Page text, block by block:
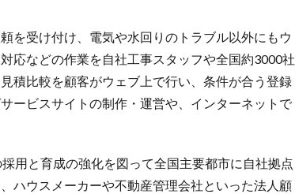
を受け付け、電気や水回りのトラブル以外にもウ
応などの作業を自社工事スタッフや全国約3000社
積比較を顧客がウェブ上で行い、条件が合う登録
ービスサイトの制作・運営や、インターネットで
用と育成の強化を図って全国主要都市に自社拠点
ハウスメーカーや不動産管理会社といった法人顧